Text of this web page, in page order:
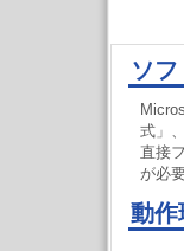
ソフ
式」
直接
が必
動作